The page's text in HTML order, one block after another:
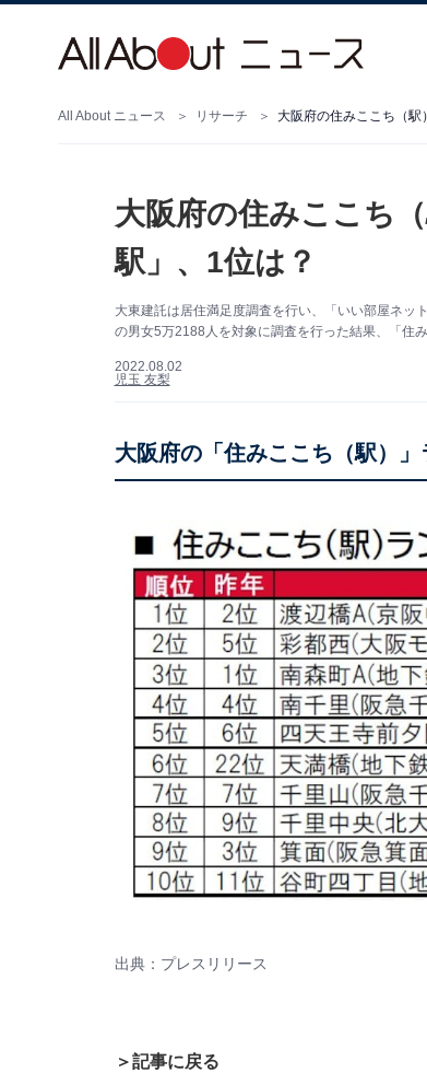
All About ニュース リサーチ 大阪府の住みここち（駅
大阪府の住みここち
駅」、1位は？
大東建託は居住満足度調査を行い、「いい部屋ネッ
の男女5万2188人を対象に調査を行った結果、「住
2022.08.02
児玉 友梨
大阪府の「住みここち（駅）
出典：プレスリリース
＞記事に戻る